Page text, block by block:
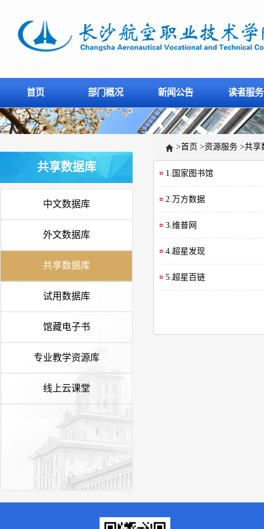
首页 部门概况 新闻公告 读者服务
>首页 >资源服务 >共享
1.国家图书馆
2.万方数据
3.维普网
4.超星发现
5.超星百链
共享数据库
中文数据库
外文数据库
共享数据库
试用数据库
馆藏电子书
专业教学资源库
线上云课堂